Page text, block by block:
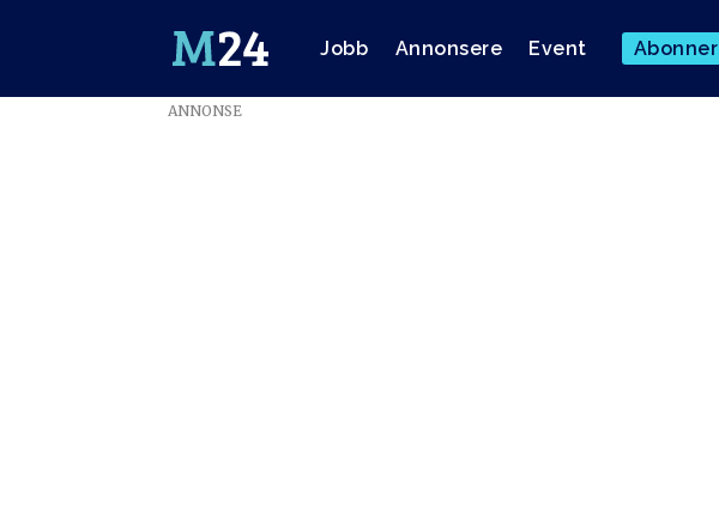
Jobb Annonsere Event Abonner
ANNONSE